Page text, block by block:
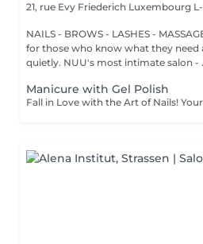
21, rue Evy Friederich Luxembourg L-
NAILS - BROWS - LASHES -
for those who know what they need
quietly. NUU's most intimate salon -
Manicure with Gel Polish